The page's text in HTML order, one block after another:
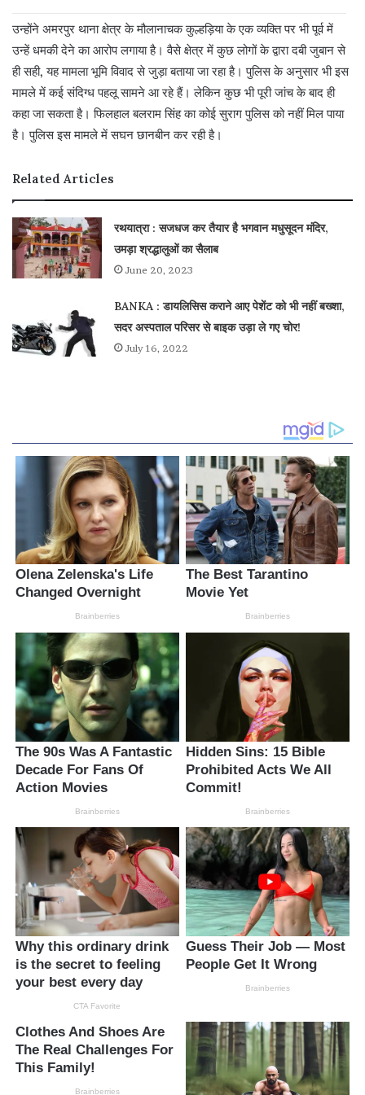
उन्होंने अमरपुर थाना क्षेत्र के मौलानाचक कुल्हड़िया के एक व्यक्ति पर भी पूर्व में
उन्हें धमकी देने का आरोप लगाया है। वैसे क्षेत्र में कुछ लोगों के द्वारा दबी जुबान से
ही सही, यह मामला भूमि विवाद से जुड़ा बताया जा रहा है। पुलिस के अनुसार भी इस
मामले में कई संदिग्ध पहलू सामने आ रहे हैं। लेकिन कुछ भी पूरी जांच के बाद ही
कहा जा सकता है। फिलहाल बलराम सिंह का कोई सुराग पुलिस को नहीं मिल पाया
है। पुलिस इस मामले में सघन छानबीन कर रही है।
Related Articles
रथयात्रा : सजधज कर तैयार है भगवान मधुसूदन मंदिर,
उमड़ा श्रद्धालुओं का सैलाब
June 20, 2023
BANKA : डायलिसिस कराने आए पेशेंट को भी नहीं बख्शा,
सदर अस्पताल परिसर से बाइक उड़ा ले गए चोर!
July 16, 2022